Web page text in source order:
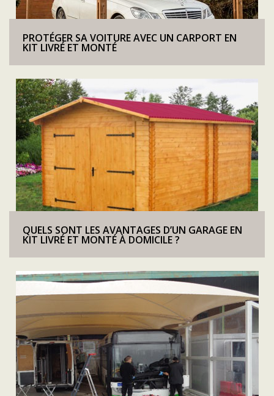
PROTÉGER SA VOITURE AVEC UN CARPORT EN
KIT LIVRÉ ET MONTÉ
QUELS SONT LES AVANTAGES D’UN GARAGE EN
KIT LIVRÉ ET MONTÉ À DOMICILE ?